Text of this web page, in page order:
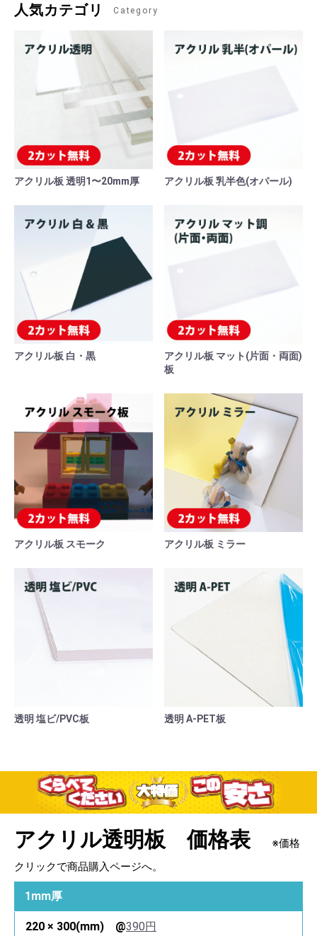
人気カテゴリ Category
アクリル板 透明1〜20mm厚 アクリル板 乳半色(オパール)
アクリル板 白・黒
アクリル板 マット(片面・両面)
板
アクリル板 スモーク アクリル板 ミラー
透明 塩ビ/PVC板 透明 A-PET板
アクリル透明板 価格表
※価格
クリックで商品購入ページへ。
1mm厚
390円